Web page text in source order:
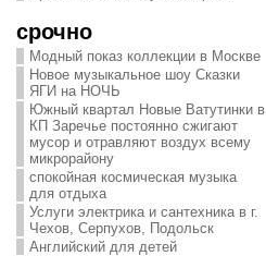
срочно
Модный показ коллекции в Москве
Новое музыкальное шоу Сказки
ЯГИ на НОЧЬ
Южный квартал Новые Ватутинки в
КП Заречье постоянно сжигают
мусор и отравляют воздух всему
микрорайону
спокойная космическая музыка
для отдыха
Услуги электрика и сантехника в г.
Чехов, Серпухов, Подольск
Английский для детей